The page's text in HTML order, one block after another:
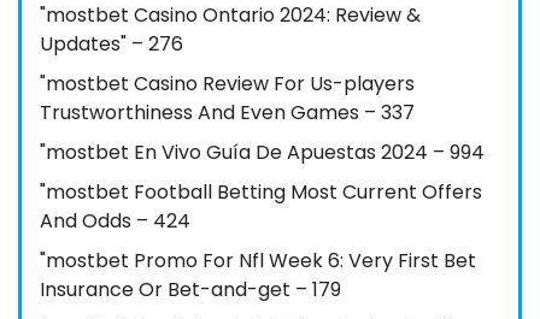
"mostbet Casino Ontario 2024: Review &
Updates" – 276
"mostbet Casino Review For Us-players
Trustworthiness And Even Games – 337
"mostbet En Vivo Guía De Apuestas 2024 – 994
"mostbet Football Betting Most Current Offers
And Odds – 424
"mostbet Promo For Nfl Week 6: Very First Bet
Insurance Or Bet-and-get – 179